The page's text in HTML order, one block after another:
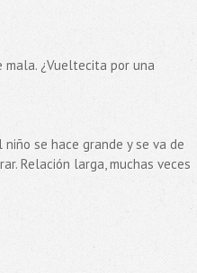
¿Vueltecita por una
se hace grande y se va de
Relación larga, muchas veces